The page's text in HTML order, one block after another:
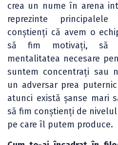
crea un nume în arena
reprezinte principalele
conștienți că avem o
să fim motivați, să
mentalitatea necesare
suntem concentrați sau
un adversar prea
atunci există șanse mari
să fim conștienți de
pe care îl putem produce.